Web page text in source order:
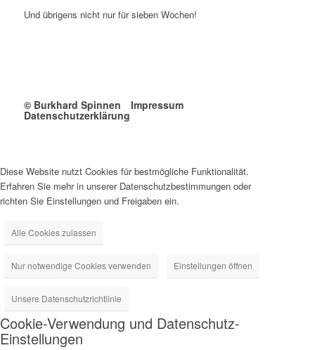
Und übrigens nicht nur für sieben Wochen!
© Burkhard Spinnen Impressum
Datenschutzerklärung
Diese Website nutzt Cookies für bestmögliche Funktionalität.
Erfahren Sie mehr in unserer Datenschutzbestimmungen oder
richten Sie Einstellungen und Freigaben ein.
Alle Cookies zulassen
Nur notwendige Cookies verwenden Einstellungen öffnen
Unsere Datenschutzrichtlinie
Cookie-Verwendung und Datenschutz-
Einstellungen